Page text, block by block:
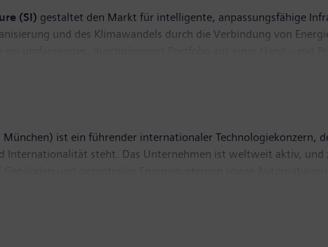
(SI) gestaltet den Markt für intelligente, anpassungsfähige
und des Klimawandels durch die Verbindung von
zunehmend digitalisierten Ökosystem hilft SI seinen Kunden
München) ist ein führender internationaler Technologiekonzern,
Internationalität steht. Das Unternehmen ist weltweit aktiv,
Siemens Mobility, einer der führenden Anbieter